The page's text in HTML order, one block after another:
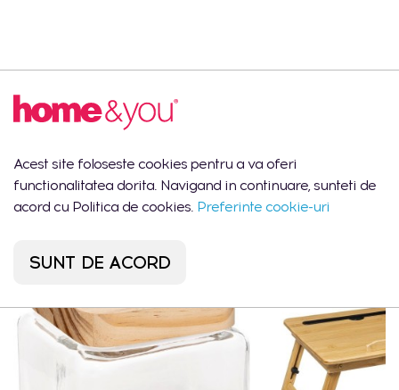
Bol
Ar putea să îți placă
Acest site foloseste cookies pentru a va oferi
functionalitatea dorita. Navigand in continuare, sunteti de
acord cu Politica de cookies. Preferinte cookie-uri
SUNT DE ACORD